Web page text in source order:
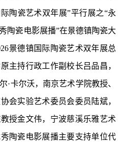
陶瓷艺术双年展”平行展之“永
陶瓷电影展播”在景德镇陶瓷大
景德镇国际陶瓷艺术双年展总
主持行政工作副校长吕品昌，
·卡尔沃，南京艺术学院教授、
会实验艺术委员会委员陆斌，
授金文伟，宁波慈溪乐雅艺术
陶瓷电影展播主要支持单位代